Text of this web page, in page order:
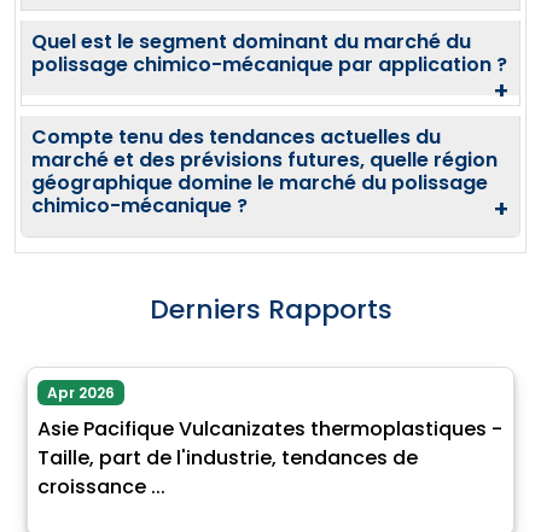
Quel est le segment dominant du marché du
polissage chimico-mécanique par application ?
+
Compte tenu des tendances actuelles du
marché et des prévisions futures, quelle région
géographique domine le marché du polissage
chimico-mécanique ?
+
Derniers Rapports
Apr 2026
Asie Pacifique Vulcanizates thermoplastiques -
Taille, part de l'industrie, tendances de
croissance ...